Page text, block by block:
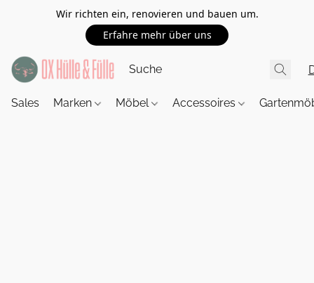
Wir richten ein, renovieren und bauen um.
Erfahre mehr über uns
Sales Marken Möbel Accessoires